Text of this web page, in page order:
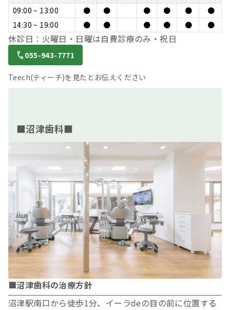
09:00 ~ 13:00
● ● ● ● ●
●
14:30 ~ 19:00
● ● ● ● ● ●
休診日：火曜日・日曜は自費診療のみ・祝日
055-943-7771
Teech(ティーチ)を見たとお伝えください
■沼津歯科■
■沼津歯科の治療方針
沼津駅南口から徒歩1分、イーラdeの目の前に位置する